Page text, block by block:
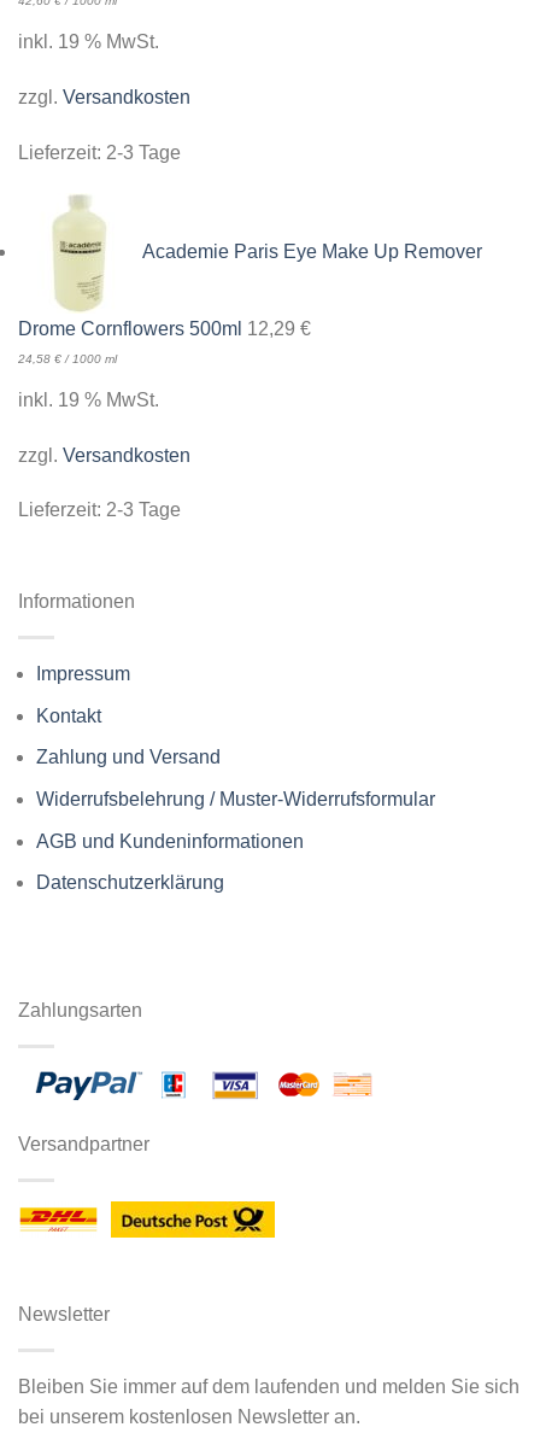
inkl. 19 % MwSt.
zzgl. Versandkosten
Lieferzeit: 2-3 Tage
Academie Paris Eye Make Up Remover
Drome Cornflowers 500ml 12,29 €
24,58 € / 1000 ml
inkl. 19 % MwSt.
zzgl. Versandkosten
Lieferzeit: 2-3 Tage
Informationen
Impressum
Kontakt
Zahlung und Versand
Widerrufsbelehrung / Muster-Widerrufsformular
AGB und Kundeninformationen
Datenschutzerklärung
Zahlungsarten
Versandpartner
Newsletter
Bleiben Sie immer auf dem laufenden und melden Sie sich
bei unserem kostenlosen Newsletter an.